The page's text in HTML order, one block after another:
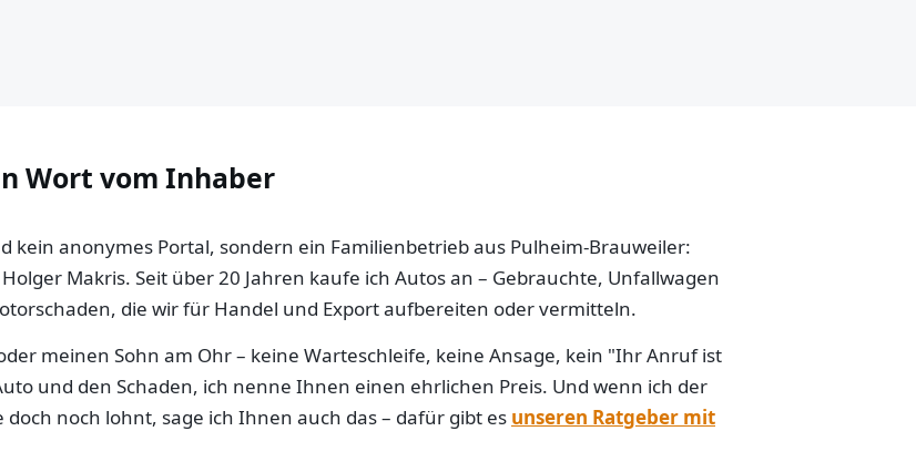
Wort vom Inhaber
kein anonymes Portal, sondern ein Familienbetrieb aus Pulheim-Brauweiler:
Makris. Seit über 20 Jahren kaufe ich Autos an – Gebrauchte, Unfallwagen
die wir für Handel und Export aufbereiten oder vermitteln.
meinen Sohn am Ohr – keine Warteschleife, keine Ansage, kein "Ihr Anruf ist
und den Schaden, ich nenne Ihnen einen ehrlichen Preis. Und wenn ich der
noch lohnt, sage ich Ihnen auch das – dafür gibt es unseren Ratgeber mit